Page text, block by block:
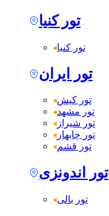
تور کنیا
تور کنیا
تور ایران
تور کیش
تور مشهد
تور شیراز
تور چابهار
تور قشم
تور اندونزی
تور بالی